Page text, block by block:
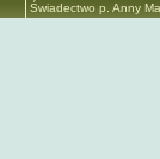
Świadectwo p. Anny